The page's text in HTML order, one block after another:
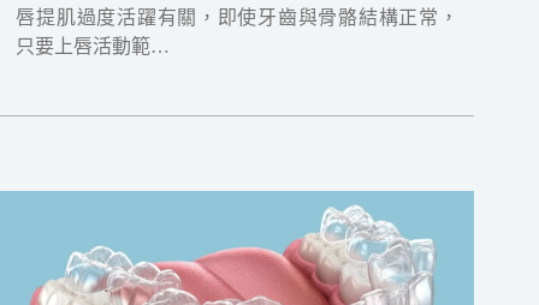
唇提肌過度活躍有關，即使牙齒與骨骼結構正常，
只要上唇活動範…